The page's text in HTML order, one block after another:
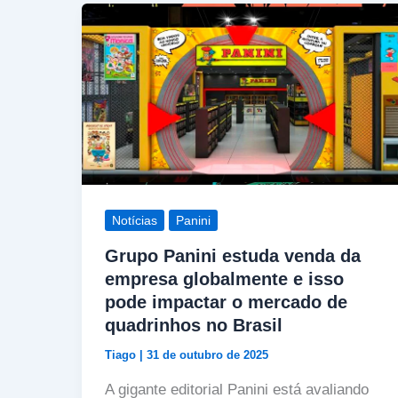
Notícias Panini
Grupo Panini estuda venda da
empresa globalmente e isso
pode impactar o mercado de
quadrinhos no Brasil
Tiago 31 de outubro de 2025
A gigante editorial Panini está avaliando